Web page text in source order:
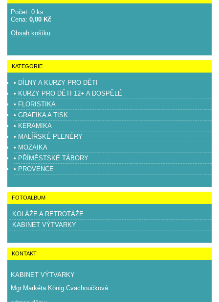
Počet: 0 ks
Cena: 0,00 Kč
Obsah košíku
KATEGORIE
• DÍLNY A KURZY PRO DĚTI
• KURZY PRO DĚTI 12+ A DOSPĚLÉ
• FLORISTIKA
• GRAFIKA A TISK
• KERAMIKA
• MALÍŘSKÉ PLENÉRY
• MOZAIKA
• PŘÍMĚSTSKÉ TÁBORY
• PROVENCE
FOTOALBUM
KOLÁŽE A RETROTÁŽE
KABINET VÝTVARKY
KONTAKT
KABINET VÝTVARKY
Mgr.Markéta König Cvachoučková